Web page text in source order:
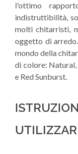
l'ottimo
indistruttibilità,
molti chitarristi,
oggetto di
mondo della
di colore:
e Red Sunburst.